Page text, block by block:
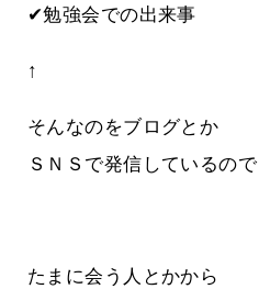
✔勉強会での出来事
↑
そんなのをブログとか
ＳＮＳで発信しているので
たまに会う人とかから